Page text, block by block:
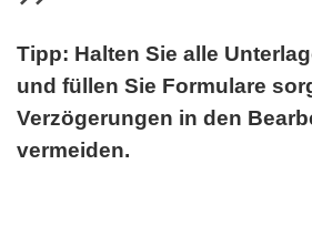
Tipp: Halten Sie alle
und füllen Sie Formulare
Verzögerungen in den
vermeiden.